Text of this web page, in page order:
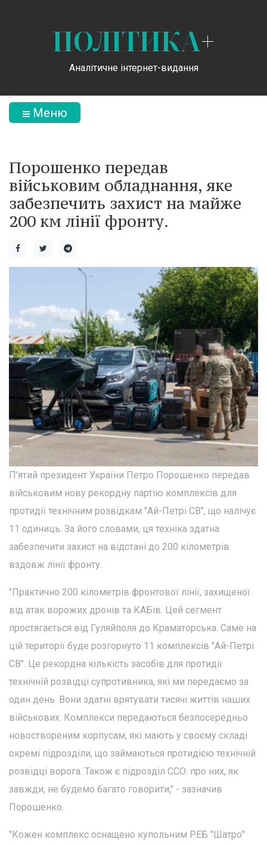
ПОЛІТИКА+
Аналітичне інтернет-видання
Меню
Порошенко передав
військовим обладнання, яке
забезпечить захист на майже
200 км лінії фронту.
П’ятий президент України Петро Порошенко передав
військовим нову рекордну партію комплексів для
протидії технічним розвідкам "Ай-Петрі СВ", що налічує
11 одиниць. За його словами, ця техніка здатна
забезпечити захист на відстані до 200 кілометрів
вздовж лінії фронту.
"Практично 200 кілометрів фронтової лінії, захищеної
від атак ворожих дронів та КАБів. Цей сегмент
простягається від Гуляйполя до Краматорська. Саме на
цій території буде розгорнуто 11 комплексів "Ай-Петрі
СВ". Це рекордна кількість засобів для протидії
технічній розвідці супротивника, які ми передаємо за
один день. Вони здатні врятувати тисячі життів наших
військових. Комплекси передаються безпосередньо
новоствореним корпусам, які мають у своєму складі
окремі підрозділи, що займаються протидією технічній
розвідці ворога. Також є підрозділ ССО: про них, як
завжди, не будемо багато говорити," - зазначив
Порошенко.
"Кожен комплекс оснащено купольним РЕБ "Шатро"